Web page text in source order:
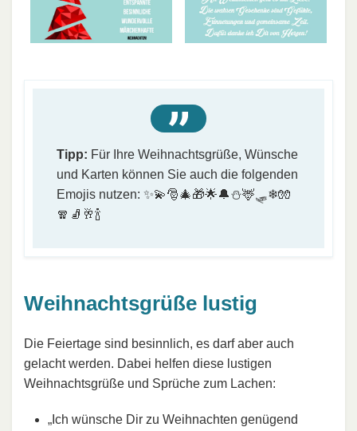
Tipp: Für Ihre Weihnachtsgrüße, Wünsche
und Karten können Sie auch die folgenden
Emojis nutzen: ✨💫🎅🎄🎁🌟🔔⛄🦌🛷❄🧤
🧣🧦🥂🍾
Weihnachtsgrüße lustig
Die Feiertage sind besinnlich, es darf aber auch
gelacht werden. Dabei helfen diese lustigen
Weihnachtsgrüße und Sprüche zum Lachen:
„Ich wünsche Dir zu Weihnachten genügend